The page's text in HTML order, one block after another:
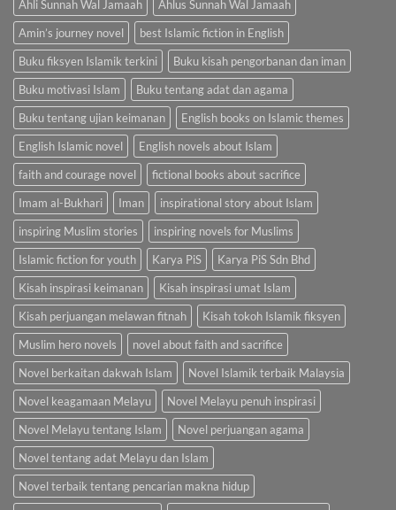
Ahli Sunnah Wal Jamaah
Ahlus Sunnah Wal Jamaah
Amin’s journey novel
best Islamic fiction in English
Buku fiksyen Islamik terkini
Buku kisah pengorbanan dan iman
Buku motivasi Islam
Buku tentang adat dan agama
Buku tentang ujian keimanan
English books on Islamic themes
English Islamic novel
English novels about Islam
faith and courage novel
fictional books about sacrifice
Imam al-Bukhari
Iman
inspirational story about Islam
inspiring Muslim stories
inspiring novels for Muslims
Islamic fiction for youth
Karya PiS
Karya PiS Sdn Bhd
Kisah inspirasi keimanan
Kisah inspirasi umat Islam
Kisah perjuangan melawan fitnah
Kisah tokoh Islamik fiksyen
Muslim hero novels
novel about faith and sacrifice
Novel berkaitan dakwah Islam
Novel Islamik terbaik Malaysia
Novel keagamaan Melayu
Novel Melayu penuh inspirasi
Novel Melayu tentang Islam
Novel perjuangan agama
Novel tentang adat Melayu dan Islam
Novel terbaik tentang pencarian makna hidup